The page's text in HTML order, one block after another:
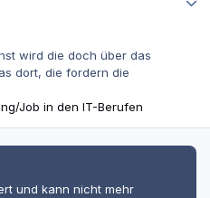
wird die doch über das
dort, die fordern die
Job in den IT-Berufen
und kann nicht mehr